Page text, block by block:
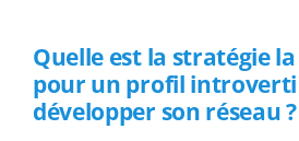
Quelle est la stratégie
pour un profil
développer son réseau ?